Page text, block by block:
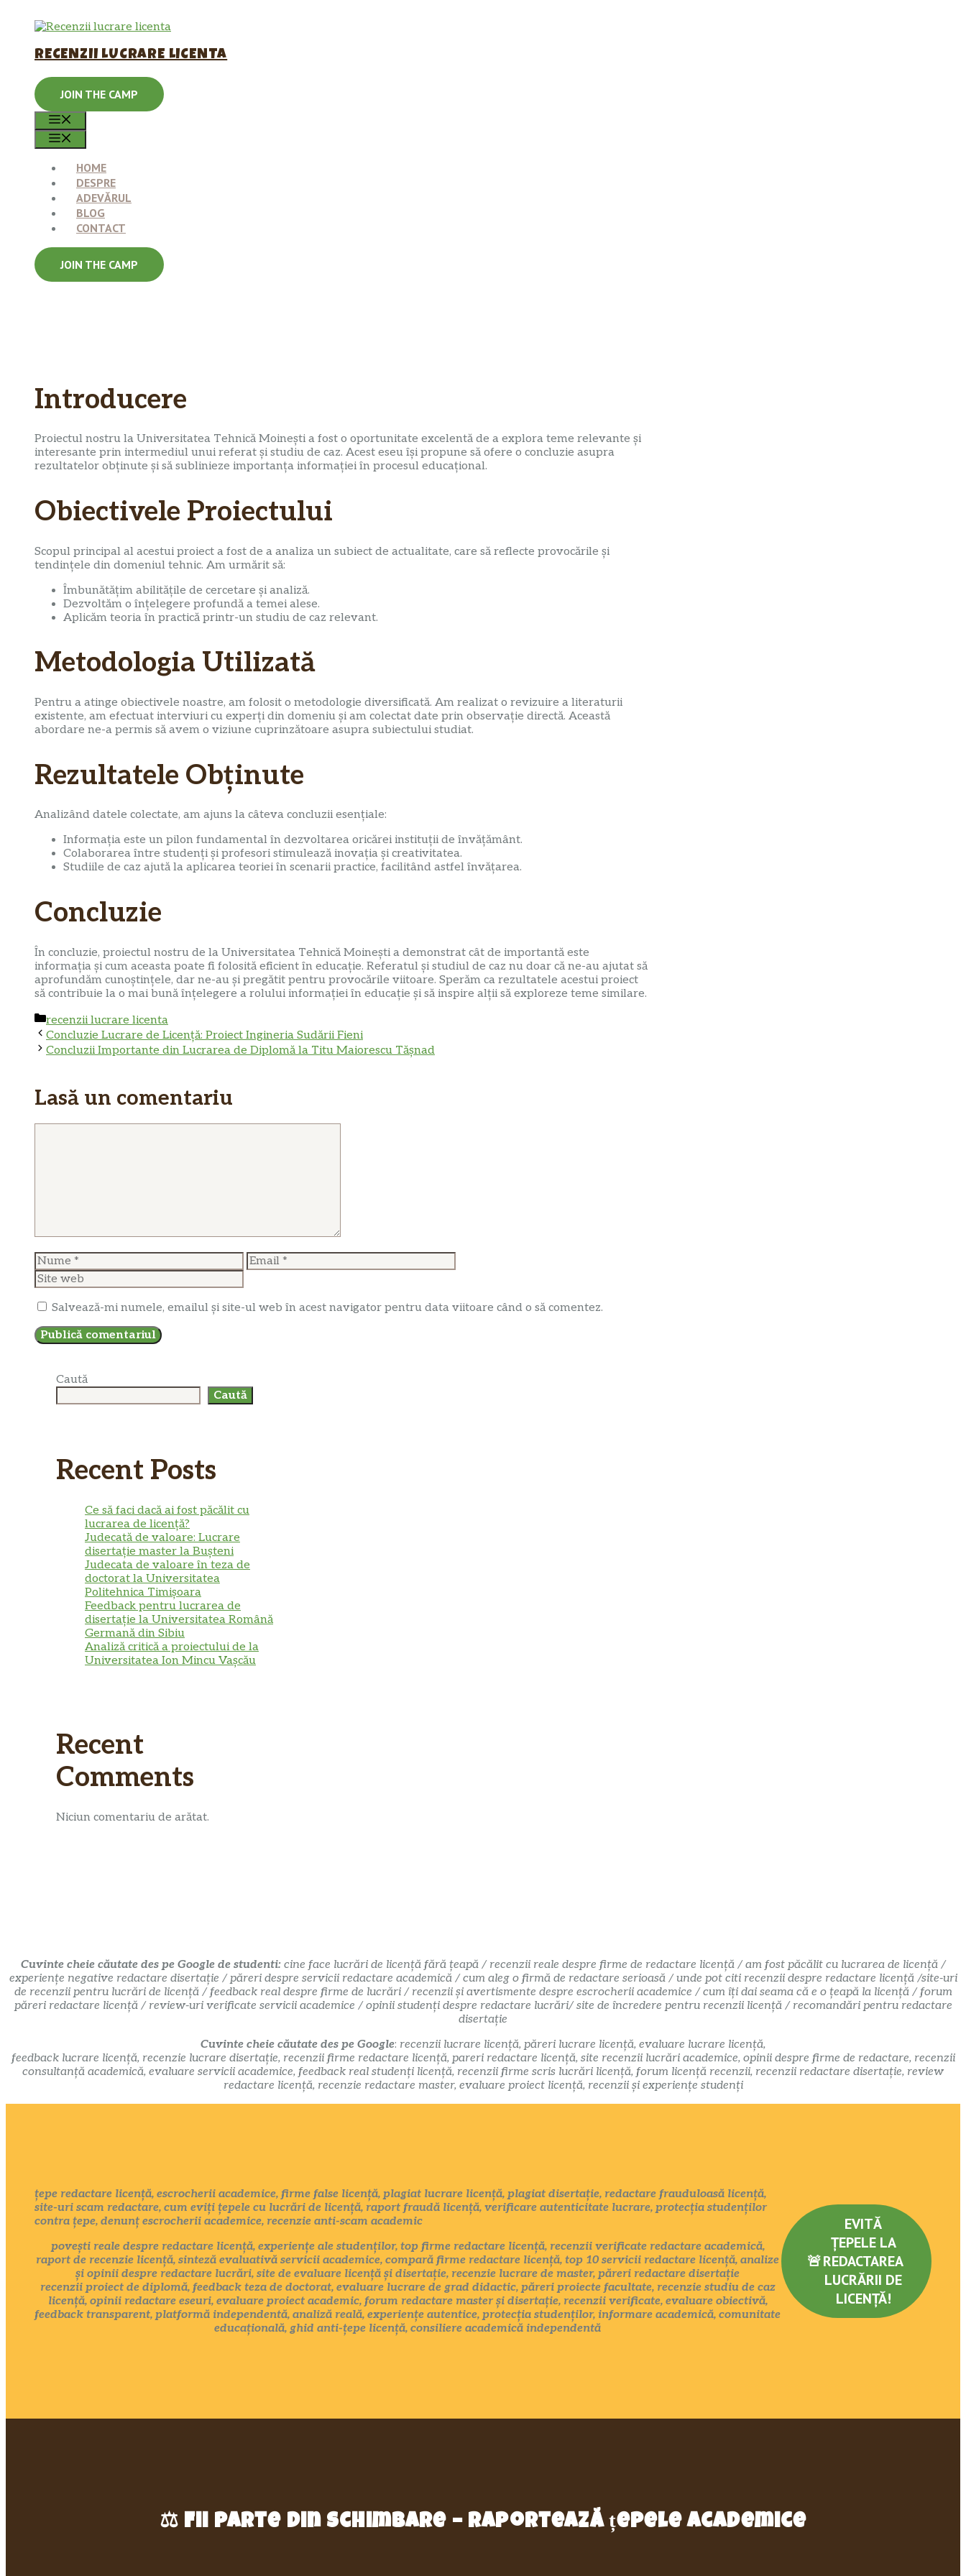
RECENZII LUCRARE LICENTA
JOIN THE CAMP
HOME
DESPRE
ADEVĂRUL
BLOG
CONTACT
JOIN THE CAMP
Introducere
Proiectul nostru la Universitatea Tehnică Moinești a fost o oportunitate excelentă de a explora teme relevante și
interesante prin intermediul unui referat și studiu de caz. Acest eseu își propune să ofere o concluzie asupra
rezultatelor obținute și să sublinieze importanța informației în procesul educațional.
Obiectivele Proiectului
Scopul principal al acestui proiect a fost de a analiza un subiect de actualitate, care să reflecte provocările și
tendințele din domeniul tehnic. Am urmărit să:
Îmbunătățim abilitățile de cercetare și analiză.
Dezvoltăm o înțelegere profundă a temei alese.
Aplicăm teoria în practică printr-un studiu de caz relevant.
Metodologia Utilizată
Pentru a atinge obiectivele noastre, am folosit o metodologie diversificată. Am realizat o revizuire a literaturii
existente, am efectuat interviuri cu experți din domeniu și am colectat date prin observație directă. Această
abordare ne-a permis să avem o viziune cuprinzătoare asupra subiectului studiat.
Rezultatele Obținute
Analizând datele colectate, am ajuns la câteva concluzii esențiale:
Informația este un pilon fundamental în dezvoltarea oricărei instituții de învățământ.
Colaborarea între studenți și profesori stimulează inovația și creativitatea.
Studiile de caz ajută la aplicarea teoriei în scenarii practice, facilitând astfel învățarea.
Concluzie
În concluzie, proiectul nostru de la Universitatea Tehnică Moinești a demonstrat cât de importantă este
informația și cum aceasta poate fi folosită eficient în educație. Referatul și studiul de caz nu doar că ne-au ajutat să
aprofundăm cunoștințele, dar ne-au și pregătit pentru provocările viitoare. Sperăm ca rezultatele acestui proiect
să contribuie la o mai bună înțelegere a rolului informației în educație și să inspire alții să exploreze teme similare.
Categorii
recenzii lucrare licenta
Concluzie Lucrare de Licență: Proiect Ingineria Sudării Fieni
Concluzii Importante din Lucrarea de Diplomă la Titu Maiorescu Tășnad
Lasă un comentariu
Nume Email
web
Salvează-mi numele, emailul și site-ul web în acest navigator pentru data viitoare când o să comentez.
Caută
Caută
Recent Posts
Ce să faci dacă ai fost păcălit cu
lucrarea de licență?
Judecată de valoare: Lucrare
disertație master la Bușteni
Judecata de valoare în teza de
doctorat la Universitatea
Politehnica Timișoara
Feedback pentru lucrarea de
disertație la Universitatea Română
Germană din Sibiu
Analiză critică a proiectului de la
Universitatea Ion Mincu Vașcău
Recent
Comments
Niciun comentariu de arătat.
Cuvinte cheie căutate des pe Google de studenti: cine face lucrări de licență fără țeapă / recenzii reale despre firme de redactare licență / am fost păcălit cu lucrarea de licență /
experiențe negative redactare disertație / păreri despre servicii redactare academică / cum aleg o firmă de redactare serioasă / unde pot citi recenzii despre redactare licență /site-uri
de recenzii pentru lucrări de licență / feedback real despre firme de lucrări / recenzii și avertismente despre escrocherii academice / cum îți dai seama că e o țeapă la licență / forum
păreri redactare licență / review-uri verificate servicii academice / opinii studenți despre redactare lucrări/ site de încredere pentru recenzii licență / recomandări pentru redactare
disertație
Cuvinte cheie căutate des pe Google: recenzii lucrare licență, păreri lucrare licență, evaluare lucrare licență,
feedback lucrare licență, recenzie lucrare disertație, recenzii firme redactare licență, pareri redactare licență, site recenzii lucrări academice, opinii despre firme de redactare, recenzii
consultanță academică, evaluare servicii academice, feedback real studenți licență, recenzii firme scris lucrări licență, forum licență recenzii, recenzii redactare disertație, review
redactare licență, recenzie redactare master, evaluare proiect licență, recenzii și experiențe studenți
țepe redactare licență, escrocherii academice, firme false licență, plagiat lucrare licență, plagiat disertație, redactare frauduloasă licență,
site-uri scam redactare, cum eviți țepele cu lucrări de licență, raport fraudă licență, verificare autenticitate lucrare, protecția studenților
contra țepe, denunț escrocherii academice, recenzie anti-scam academic
povești reale despre redactare licență, experiențe ale studenților, top firme redactare licență, recenzii verificate redactare academică,
raport de recenzie licență, sinteză evaluativă servicii academice, compară firme redactare licență, top 10 servicii redactare licență, analize
și opinii despre redactare lucrări, site de evaluare licență și disertație, recenzie lucrare de master, păreri redactare disertație
recenzii proiect de diplomă, feedback teza de doctorat, evaluare lucrare de grad didactic, păreri proiecte facultate, recenzie studiu de caz
licență, opinii redactare eseuri, evaluare proiect academic, forum redactare master și disertație, recenzii verificate, evaluare obiectivă,
feedback transparent, platformă independentă, analiză reală, experiențe autentice, protecția studenților, informare academică, comunitate
educațională, ghid anti-țepe licență, consiliere academică independentă
🚨
EVITĂ
ȚEPELE LA
REDACTAREA
LUCRĂRII DE
LICENȚĂ!
⚖️ Fii parte din schimbare – raportează țepele academice